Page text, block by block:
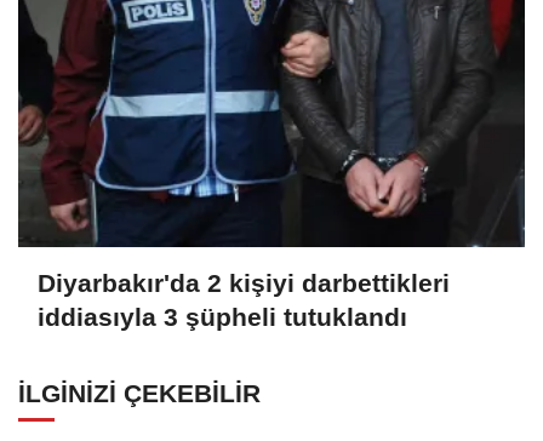
Diyarbakır'da 2 kişiyi darbettikleri
iddiasıyla 3 şüpheli tutuklandı
İLGINIZI ÇEKEBILIR